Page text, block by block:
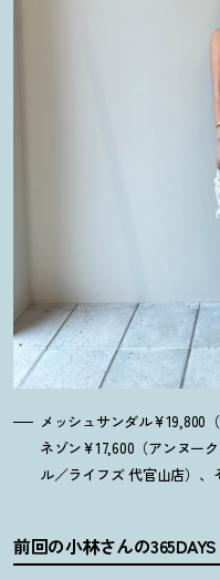
メッシュサンダル¥19,800
ネゾン¥17,600（アンヌー
ル／ライフズ 代官山店）、
前回の小林さんの